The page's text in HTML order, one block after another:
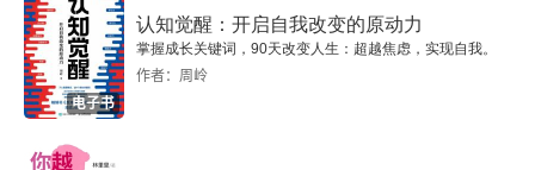
电子书
认知觉醒：开启自我改变的原动力
掌握成长关键词，90天改变人生：超越焦虑，实现自我。
作者：周岭